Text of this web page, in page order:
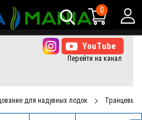
0
(066) 61-77-+38 (073) 61-77-
167
для надувных лодок Транцевые